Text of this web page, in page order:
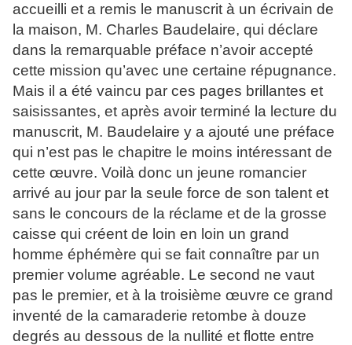
accueilli et a remis le manuscrit à un écrivain de
la maison, M. Charles Baudelaire, qui déclare
dans la remarquable préface n’avoir accepté
cette mission qu’avec une certaine répugnance.
Mais il a été vaincu par ces pages brillantes et
saisissantes, et après avoir terminé la lecture du
manuscrit, M. Baudelaire y a ajouté une préface
qui n’est pas le chapitre le moins intéressant de
cette œuvre. Voilà donc un jeune romancier
arrivé au jour par la seule force de son talent et
sans le concours de la réclame et de la grosse
caisse qui créent de loin en loin un grand
homme éphémère qui se fait connaître par un
premier volume agréable. Le second ne vaut
pas le premier, et à la troisième œuvre ce grand
inventé de la camaraderie retombe à douze
degrés au dessous de la nullité et flotte entre